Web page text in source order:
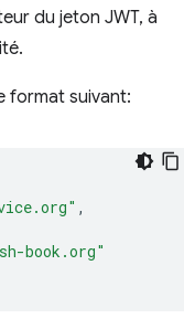
du jeton JWT, à
format suivant:
,
book.org"